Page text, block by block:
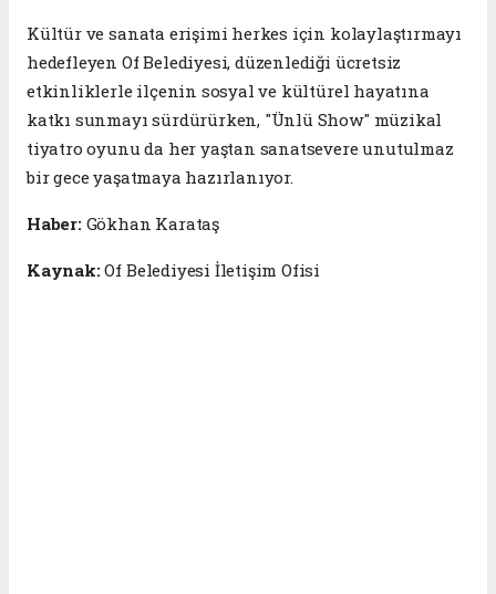
Kültür ve sanata erişimi herkes için kolaylaştırmayı
hedefleyen Of Belediyesi, düzenlediği ücretsiz
etkinliklerle ilçenin sosyal ve kültürel hayatına
katkı sunmayı sürdürürken, "Ünlü Show" müzikal
tiyatro oyunu da her yaştan sanatsevere unutulmaz
bir gece yaşatmaya hazırlanıyor.
Haber:Gökhan Karataş
Kaynak:Of Belediyesi İletişim Ofisi